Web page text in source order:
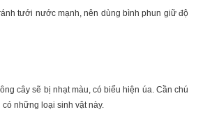
tưới nước mạnh, nên dùng bình phun giữ độ
cây sẽ bị nhạt màu, có biểu hiện úa. Cần chú
những loại sinh vật này.